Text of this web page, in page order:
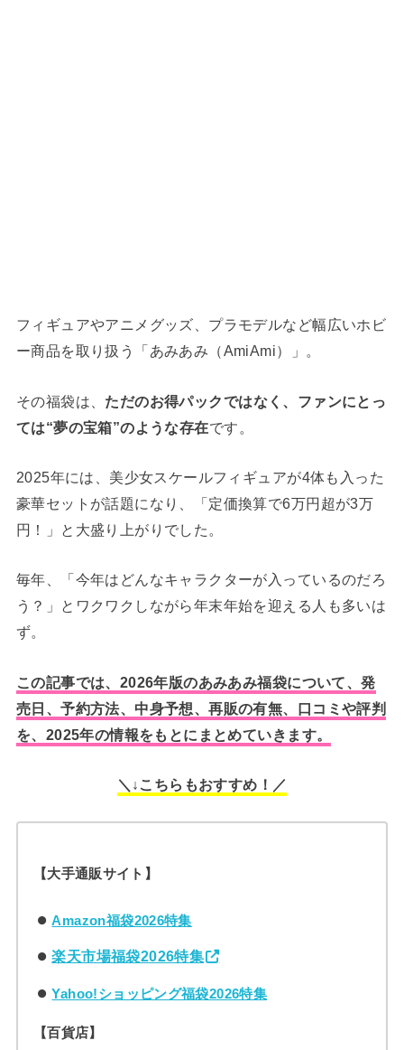
フィギュアやアニメグッズ、プラモデルなど幅広いホビ
ー商品を取り扱う「あみあみ（AmiAmi）」。
その福袋は、 ただのお得パックではなく、ファンにとっ
ては“夢の宝箱”のような存在です。
2025年には、美少女スケールフィギュアが4体も入った
豪華セットが話題になり、「定価換算で6万円超が3万
円！」と大盛り上がりでした。
毎年、「今年はどんなキャラクターが入っているのだろ
う？」とワクワクしながら年末年始を迎える人も多いは
ず。
この記事では、2026年版のあみあみ福袋について、発
売日、予約方法、中身予想、再販の有無、口コミや評判
を、2025年の情報をもとにまとめていきます。
＼↓こちらもおすすめ！／
【大手通販サイト】
Amazon福袋2026特集
楽天市場福袋2026特集
Yahoo!ショッピング福袋2026特集
【百貨店】